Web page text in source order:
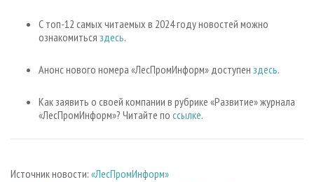
С топ-12 самых читаемых в 2024 году новостей можно
ознакомиться здесь.
Анонс нового номера «ЛесПромИнформ» доступен здесь.
Как заявить о своей компании в рубрике «Развитие» журнала
«ЛесПромИнформ»? Читайте по ссылке.
Источник новости: «ЛесПромИнформ»